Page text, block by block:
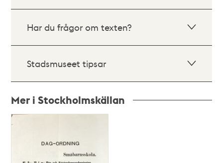
Har du frågor om texten?
Stadsmuseet tipsar
Mer i Stockholmskällan
Relaterade